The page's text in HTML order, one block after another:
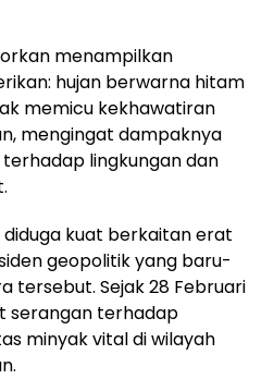
menampilkan
hujan berwarna hitam
memicu kekhawatiran
mengingat dampaknya
lingkungan dan
diduga kuat berkaitan erat
geopolitik yang baru-
tersebut. Sejak 28 Februari
serangan terhadap
minyak vital di wilayah